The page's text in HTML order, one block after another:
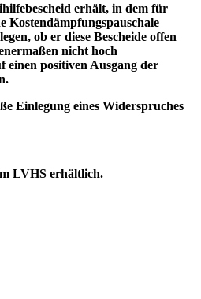
erhält, in dem für
Kostendämpfungspauschale
ob er diese Bescheide offen
nicht hoch
einen positiven Ausgang der
Einlegung eines Widerspruches
LVHS erhältlich.